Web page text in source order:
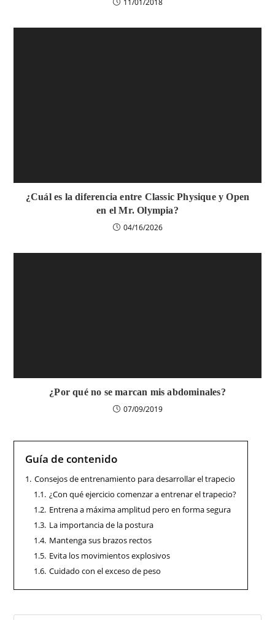
11/01/2018
¿Cuál es la diferencia entre Classic Physique y Open
en el Mr. Olympia?
04/16/2026
¿Por qué no se marcan mis abdominales?
07/09/2019
Guía de contenido
1. Consejos de entrenamiento para desarrollar el trapecio
1.1. ¿Con qué ejercicio comenzar a entrenar el trapecio?
1.2. Entrena a máxima amplitud pero en forma segura
1.3. La importancia de la postura
1.4. Mantenga sus brazos rectos
1.5. Evita los movimientos explosivos
1.6. Cuidado con el exceso de peso